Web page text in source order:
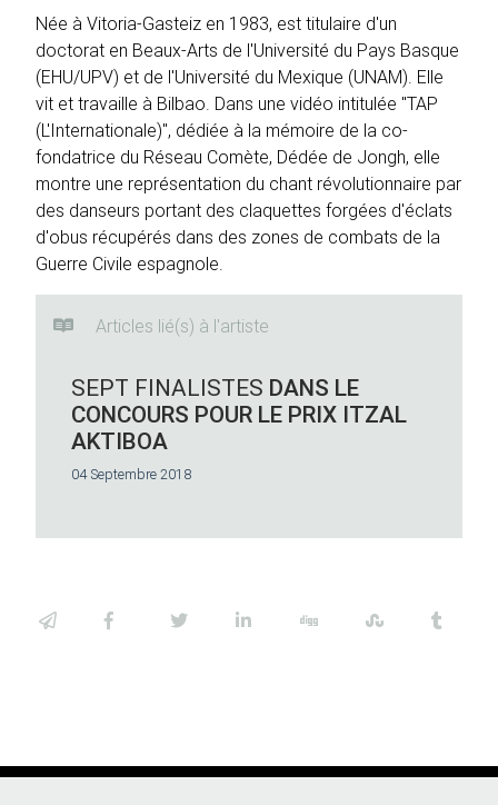
Née à Vitoria-Gasteiz en 1983, est titulaire d'un
doctorat en Beaux-Arts de l'Université du Pays Basque
(EHU/UPV) et de l'Université du Mexique (UNAM). Elle
vit et travaille à Bilbao. Dans une vidéo intitulée "TAP
(L'Internationale)", dédiée à la mémoire de la co-
fondatrice du Réseau Comète, Dédée de Jongh, elle
montre une représentation du chant révolutionnaire par
des danseurs portant des claquettes forgées d'éclats
d'obus récupérés dans des zones de combats de la
Guerre Civile espagnole.
Articles lié(s) à l'artiste
SEPT FINALISTES DANS LE
CONCOURS POUR LE PRIX ITZAL
AKTIBOA
04 Septembre 2018